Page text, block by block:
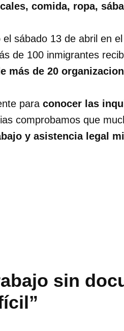
comida, ropa,
sábado 13 de abril en
de 100 inmigrantes
más de 20
para conocer las
comprobamos que
y asistencia legal
sin